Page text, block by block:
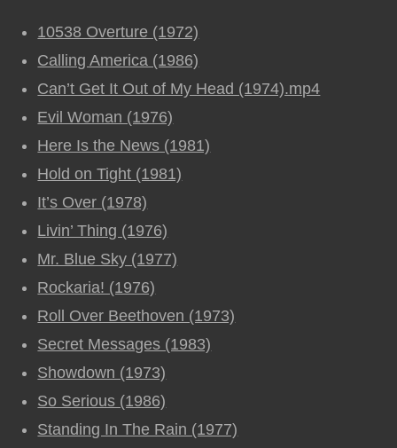
10538 Overture (1972)
Calling America (1986)
Can’t Get It Out of My Head (1974).mp4
Evil Woman (1976)
Here Is the News (1981)
Hold on Tight (1981)
It’s Over (1978)
Livin’ Thing (1976)
Mr. Blue Sky (1977)
Rockaria! (1976)
Roll Over Beethoven (1973)
Secret Messages (1983)
Showdown (1973)
So Serious (1986)
Standing In The Rain (1977)